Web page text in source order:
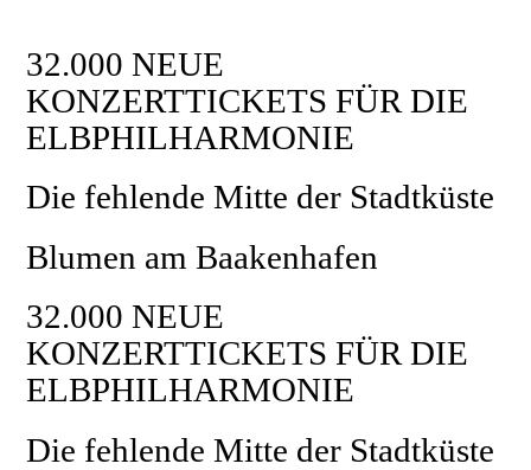
32.000 NEUE
KONZERTTICKETS FÜR DIE
ELBPHILHARMONIE
Die fehlende Mitte der Stadtküste
Blumen am Baakenhafen
32.000 NEUE
KONZERTTICKETS FÜR DIE
ELBPHILHARMONIE
Die fehlende Mitte der Stadtküste